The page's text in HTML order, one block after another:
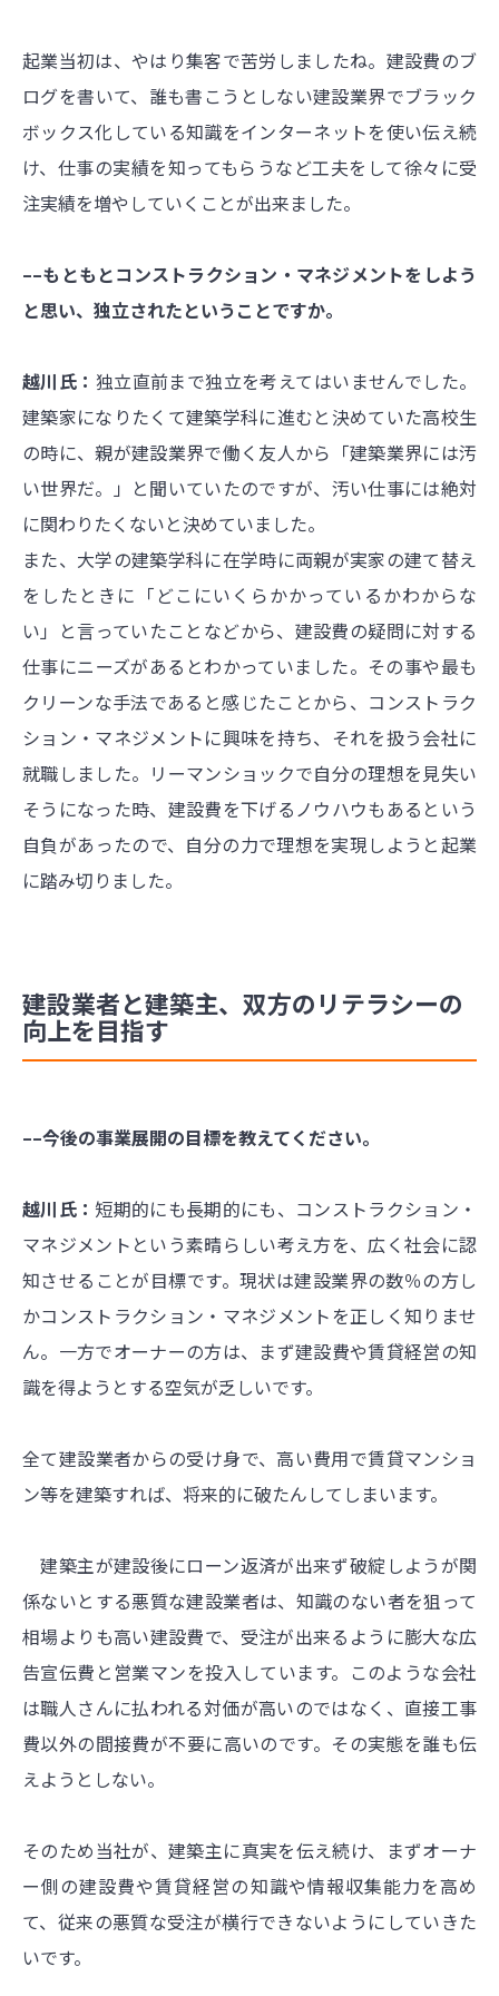
起業当初は、やはり集客で苦労しましたね。建設費のブ
ログを書いて、誰も書こうとしない建設業界でブラック
ボックス化している知識をインターネットを使い伝え続
け、仕事の実績を知ってもらうなど工夫をして徐々に受
注実績を増やしていくことが出来ました。
––もともとコンストラクション・マネジメントをしよう
と思い、独立されたということですか。
越川氏： 独立直前まで独立を考えてはいませんでした。
建築家になりたくて建築学科に進むと決めていた高校生
の時に、親が建設業界で働く友人から「建築業界には汚
い世界だ。」と聞いていたのですが、汚い仕事には絶対
に関わりたくないと決めていました。
また、大学の建築学科に在学時に両親が実家の建て替え
をしたときに「どこにいくらかかっているかわからな
い」と言っていたことなどから、建設費の疑問に対する
仕事にニーズがあるとわかっていました。その事や最も
クリーンな手法であると感じたことから、コンストラク
ション・マネジメントに興味を持ち、それを扱う会社に
就職しました。リーマンショックで自分の理想を見失い
そうになった時、建設費を下げるノウハウもあるという
自負があったので、自分の力で理想を実現しようと起業
に踏み切りました。
建設業者と建築主、双方のリテラシーの
向上を目指す
––今後の事業展開の目標を教えてください。
越川氏： 短期的にも長期的にも、コンストラクション・
マネジメントという素晴らしい考え方を、広く社会に認
知させることが目標です。現状は建設業界の数％の方し
かコンストラクション・マネジメントを正しく知りませ
ん。一方でオーナーの方は、まず建設費や賃貸経営の知
識を得ようとする空気が乏しいです。
全て建設業者からの受け身で、高い費用で賃貸マンショ
ン等を建築すれば、将来的に破たんしてしまいます。
建築主が建設後にローン返済が出来ず破綻しようが関
係ないとする悪質な建設業者は、知識のない者を狙って
相場よりも高い建設費で、受注が出来るように膨大な広
告宣伝費と営業マンを投入しています。このような会社
は職人さんに払われる対価が高いのではなく、直接工事
費以外の間接費が不要に高いのです。その実態を誰も伝
えようとしない。
そのため当社が、建築主に真実を伝え続け、まずオーナ
ー側の建設費や賃貸経営の知識や情報収集能力を高め
て、従来の悪質な受注が横行できないようにしていきた
いです。